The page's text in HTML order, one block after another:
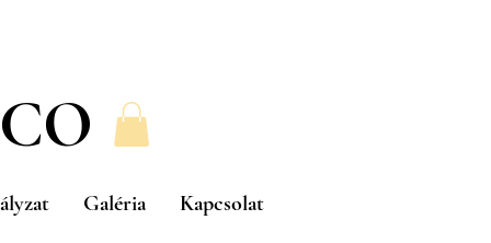
Galéria Kapcsolat